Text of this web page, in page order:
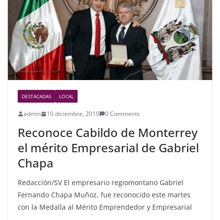
o
k
DESTACADAS LOCAL
admin 10 diciembre, 2019 0 Comments
Reconoce Cabildo de Monterrey
el mérito Empresarial de Gabriel
Chapa
Redacción/SV El empresario regiomontano Gabriel
Fernando Chapa Muñoz, fue reconocido este martes
con la Medalla al Mérito Emprendedor y Empresarial